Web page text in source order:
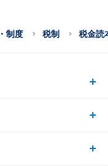
制度 税制 税金読